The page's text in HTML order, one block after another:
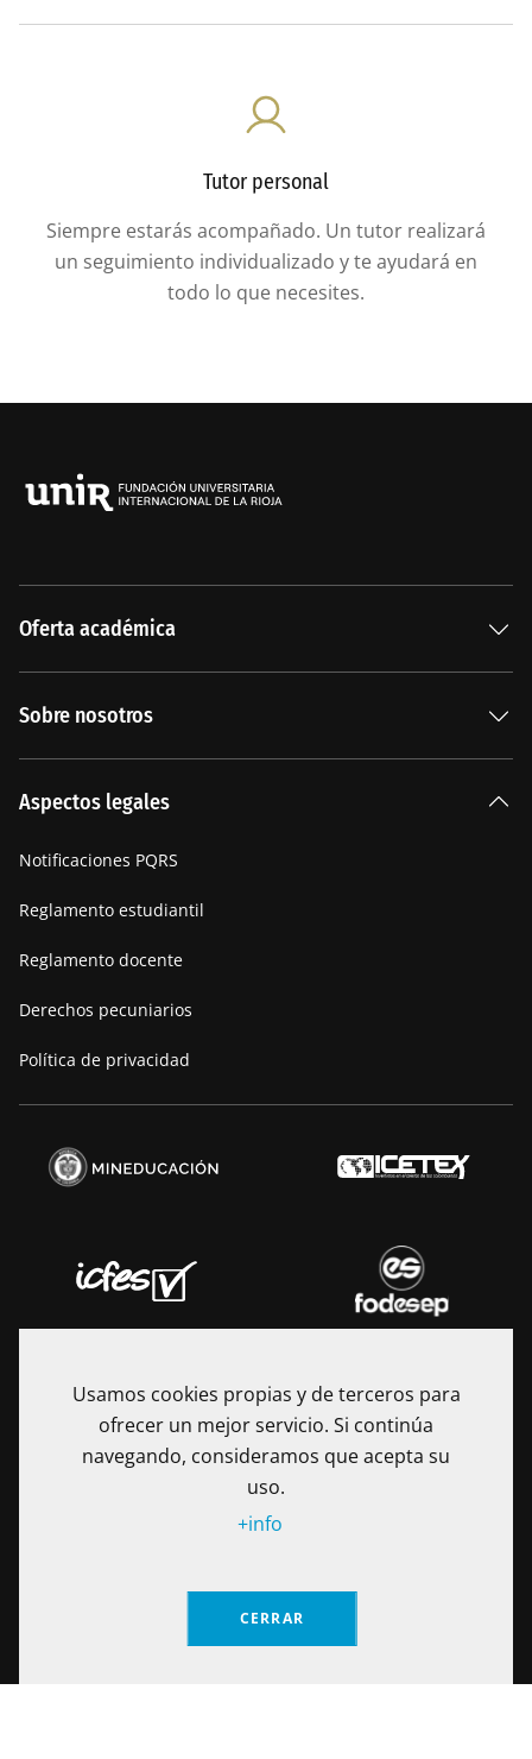
Tutor personal
Siempre estarás acompañado. Un tutor realizará
un seguimiento individualizado y te ayudará en
todo lo que necesites.
Oferta académica
Sobre nosotros
Manifiesto
Aspectos legales
Notificaciones PQRS
Reglamento estudiantil
Reglamento docente
Derechos pecuniarios
Política de privacidad
una Institución de Educación Superior sometida a la
inspección y vigilancia del Ministerio de Educación Nacional
Usamos cookies propias y de terceros para
ofrecer un mejor servicio. Si continúa
navegando, consideramos que acepta su
uso.
CERRAR
+info